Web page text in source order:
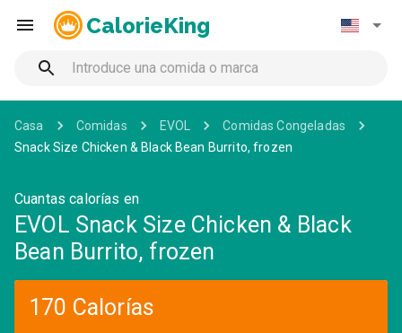
CalorieKing
Casa Comidas EVOL
Comidas Congeladas
Snack Size Chicken & Black Bean Burrito, frozen
Cuantas calorías en
EVOL Snack Size Chicken & Black
Bean Burrito, frozen
170 Calorías